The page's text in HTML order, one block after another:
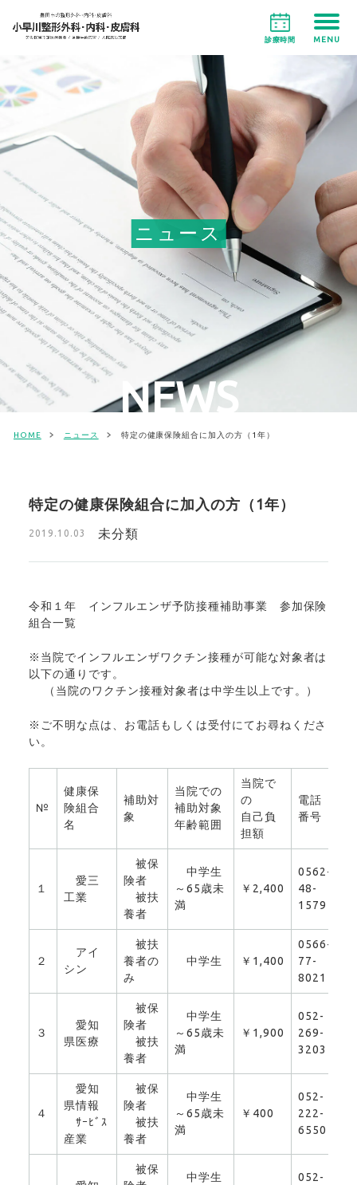
診療時間 MENU
ニュース
NEWS
HOME ニュース 特定の健康保険組合に加入の方（1年）
特定の健康保険組合に加入の方（1年）
2019.10.03 未分類
令和１年 インフルエンザ予防接種補助事業 参加保険
組合一覧
※当院でインフルエンザワクチン接種が可能な対象者は
以下の通りです。
（当院のワクチン接種対象者は中学生以上です。）
※ご不明な点は、お電話もしくは受付にてお尋ねくださ
い。
№
健康保
険組合
名
補助対
象
当院での
補助対象
年齢範囲
当院で
の
自己負
担額
電話
番号
１
愛三
工業
被保
険者
被扶
養者
中学生
～65歳未
満
￥2,400
0562-
48-
1579
２
アイ
シン
被扶
養者の
み
中学生 ￥1,400
0566-
77-
8021
３
愛知
県医療
被保
険者
被扶
養者
中学生
～65歳未
満
￥1,900
052-
269-
3203
４
愛知
県情報
ｻｰﾋﾞｽ
産業
被保
険者
被扶
養者
中学生
～65歳未
満
￥400
052-
222-
6550
被保
中学生
052-